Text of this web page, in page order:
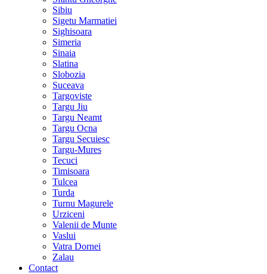
Sibiu
Sigetu Marmatiei
Sighisoara
Simeria
Sinaia
Slatina
Slobozia
Suceava
Targoviste
Targu Jiu
Targu Neamt
Targu Ocna
Targu Secuiesc
Targu-Mures
Tecuci
Timisoara
Tulcea
Turda
Turnu Magurele
Urziceni
Valenii de Munte
Vaslui
Vatra Dornei
Zalau
Contact